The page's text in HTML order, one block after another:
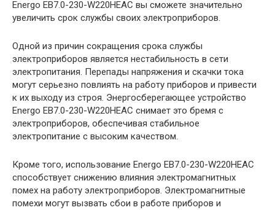
Energo EB7.0-230-W220HЕAC вы сможете значительно
увеличить срок службы своих электроприборов.
Одной из причин сокращения срока службы
электроприборов является нестабильность в сети
электропитания. Перепады напряжения и скачки тока
могут серьезно повлиять на работу приборов и привести
к их выходу из строя. Энергосберегающее устройство
Energo EB7.0-230-W220HЕAC снимает это бремя с
электроприборов, обеспечивая стабильное
электропитание с высоким качеством.
Кроме того, использование Energo EB7.0-230-W220HЕAC
способствует снижению влияния электромагнитных
помех на работу электроприборов. Электромагнитные
помехи могут вызвать сбои в работе приборов и